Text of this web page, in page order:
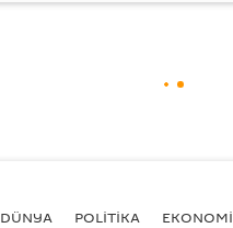
DÜNYA POLİTİKA EKONOMİ